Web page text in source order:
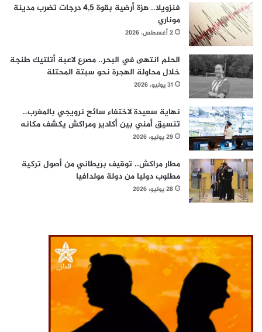
فنزويلا.. هزة أرضية بقوة 4,5 درجات تضرب مدينة
موناري
2 أغسطس، 2026
الحلم انتهى في البحر.. مصرع لاعبة أتلتيك طنجة
خلال محاولة الهجرة نحو سبتة المحتلة
31 يوليو، 2026
نهاية سعيدة لاختفاء سائح نرويجي بالمغرب..
تنسيق أمني بين أكادير ومراكش يكشف مكانه
29 يوليو، 2026
مطار مراكش.. توقيف بريطاني من أصول تركية
مطلوب دوليا من دولة مولدافيا
28 يوليو، 2026